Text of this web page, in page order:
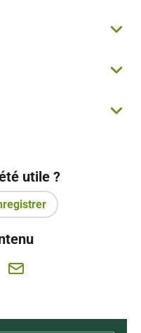
utile ?
(nouvelle fenêtre)
X / Twitter (nouvelle
sur WhatsApp
Partager par mail